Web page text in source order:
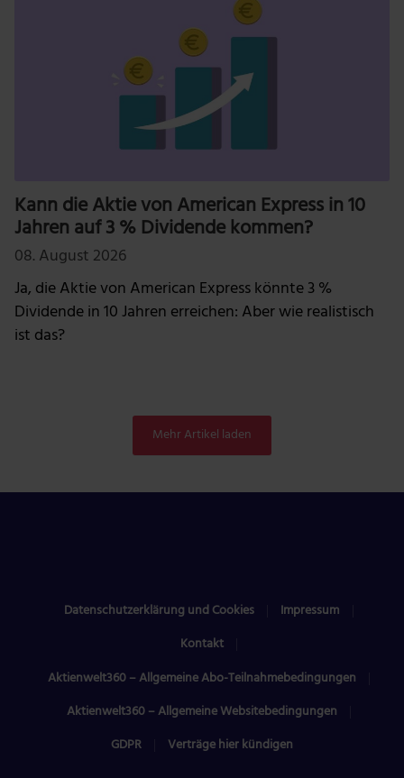
Kann die Aktie von American Express in 10
Jahren auf 3 % Dividende kommen?
08. August 2026
Ja, die Aktie von American Express könnte 3 %
Dividende in 10 Jahren erreichen: Aber wie realistisch
ist das?
Mehr Artikel laden
Datenschutzerklärung und Cookies
Impressum
Kontakt
Aktienwelt360 – Allgemeine Abo-Teilnahmebedingungen
Aktienwelt360 – Allgemeine Websitebedingungen
GDPR
Verträge hier kündigen